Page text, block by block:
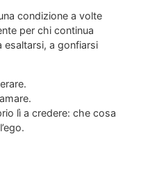
condizione a volte
per chi continua
esaltarsi, a gonfiarsi
lì a credere: che cosa